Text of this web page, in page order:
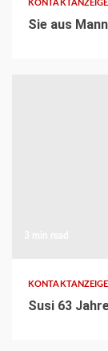
Sie aus
Susi 63